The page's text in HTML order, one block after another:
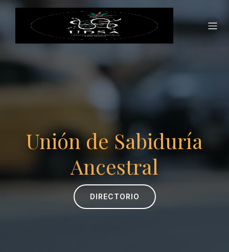
Unión de Sabiduría
Ancestral
DIRECTORIO